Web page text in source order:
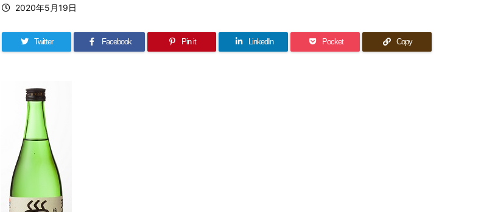
2020年5月19日
Twitter Facebook Pin it LinkedIn Pocket Copy